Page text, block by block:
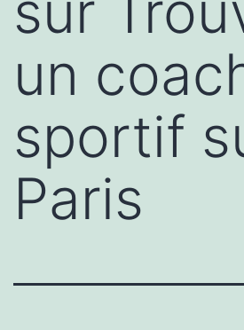
un
sportif
Paris